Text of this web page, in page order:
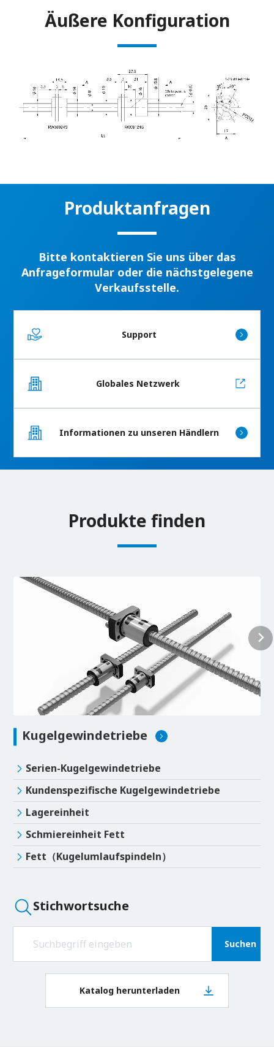
Äußere Konfiguration
Produktanfragen
Bitte kontaktieren Sie uns über das
Anfrageformular oder die nächstgelegene
Verkaufsstelle.
Support
Globales Netzwerk
Informationen zu unseren Händlern
Produkte finden
Kugelgewindetriebe
Serien-Kugelgewindetriebe
Kundenspezifische Kugelgewindetriebe
Lagereinheit
Schmiereinheit Fett
Fett（Kugelumlaufspindeln）
Stichwortsuche
Suchen
Katalog herunterladen